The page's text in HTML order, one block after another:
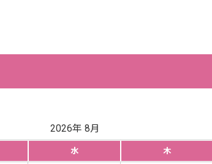
2026年 8月
水
木